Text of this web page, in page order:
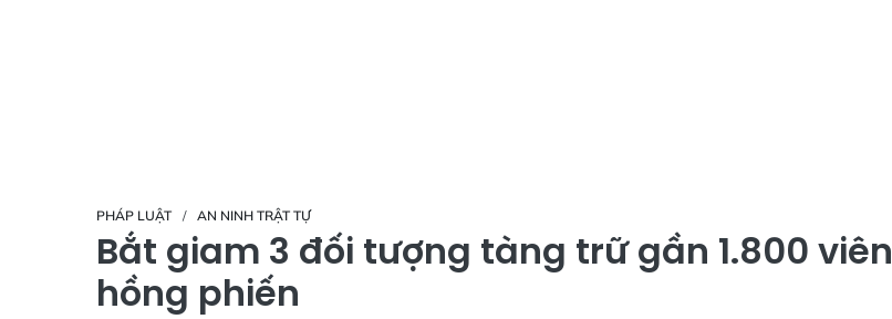
PHÁP LUẬT AN NINH TRẬT TỰ
Bắt giam 3 đối tượng tàng trữ gần 1.800 viên
hồng phiến